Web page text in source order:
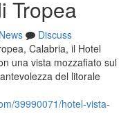
Tropea
News
Discuss
Calabria, il Hotel
una vista mozzafiato sul
del litorale
39990071/hotel-vista-